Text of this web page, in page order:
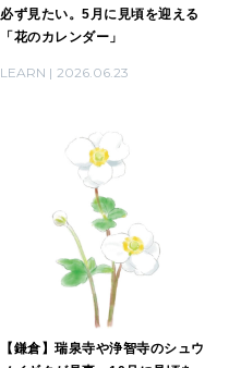
必ず見たい。5月に見頃を迎える
「花のカレンダー」
LEARN 2026.06.23
【鎌倉】瑞泉寺や浄智寺のシュウ